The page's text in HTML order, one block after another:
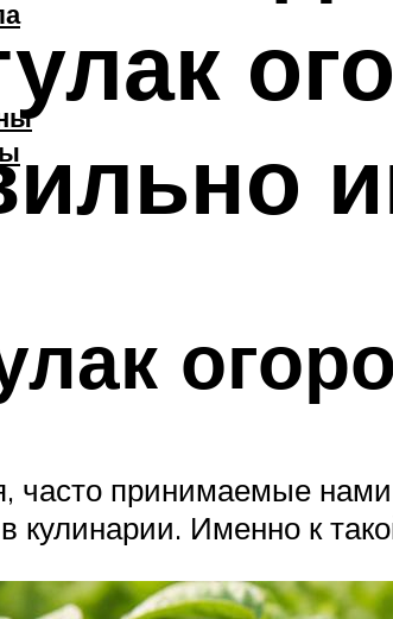
часто принимаемые
кулинарии. Именно к